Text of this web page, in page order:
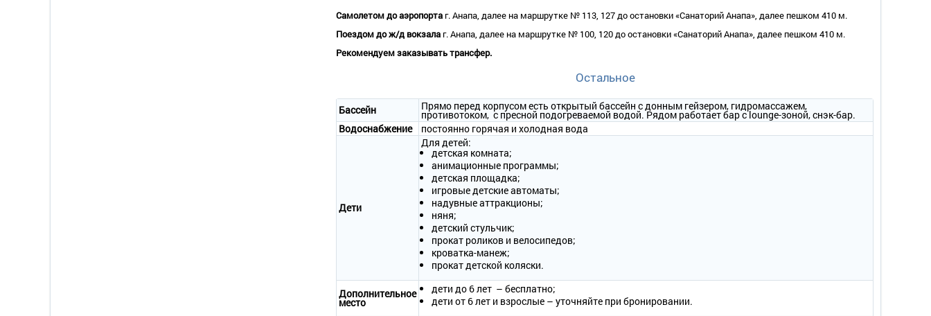
2-местный 1-комнатный номер «Студия»
• Количество номеров – 2.
• Количество основных мест – 2.
• Дополнительное место – 1 (раскладной диван).
• Площадь – 50 кв.м.
стулья на балконе.
• Оборудование – сплит-система, холодильник, телевизор, сейф, набор посуды для чая.
• Покрытие пола – плитка.
• Санузел – умывальник, зеркало, унитаз, душ, полотенца, фен.
- уборка номера – ежедневно;
- смена белья – 1 раз в 3 дня;
- смена полотенец – 1 раз в 3 дня.
2-местный 1-комнатный «Панорамный»
• Количество номеров – 2.
• Количество основных мест – 2.
• Дополнительное место – 1 (футон).
• Балкон – да, с мебелью и сушилкой, релакс-зона.
• Мебель – одна двуспальная кровать, прикроватные тумбочки, футон/диванчик, шкаф, зеркало, туалетный столик в
Самолетом до аэропортаг. Анапа, далее на маршрутке № 113, 127 до остановки «Санаторий Анапа», далее пешком 410 м.
Поездом до ж/д вокзалаг. Анапа, далее на маршрутке № 100, 120 до остановки «Санаторий Анапа», далее пешком 410 м.
Рекомендуем заказывать трансфер.
Остальное
Бассейн Прямо перед корпусом есть открытый бассейн с донным гейзером, гидромассажем,
противотоком, с пресной подогреваемой водой. Рядом работает бар c lounge-зоной, снэк-бар.
Водоснабжение
постоянно горячая и холодная вода
Дети
Для детей:
детская комната;
анимационные программы;
детская площадка;
игровые детские автоматы;
надувные аттракционы;
няня;
детский стульчик;
прокат роликов и велосипедов;
кроватка-манеж;
прокат детской коляски.
Дополнительное
место
дети до 6 лет – бесплатно;
дети от 6 лет и взрослые – уточняйте при бронировании.